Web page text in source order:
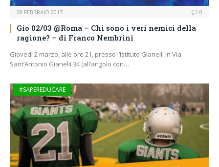
28 FEBBRAIO 2017 0
Gio 02/03 @Roma – Chi sono i veri nemici della
ragione? – di Franco Nembrini
Giovedì 2 marzo, alle ore 21, presso l’istituto Gianelli in Via
Sant’Antonio Gianelli 34 (all’angolo con…
#SAPEREDUCARE